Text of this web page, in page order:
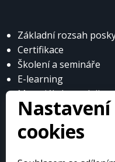
Základní rozsah
Certifikace
Školení a semináře
E-learning
Materiály k prodeji
cookies